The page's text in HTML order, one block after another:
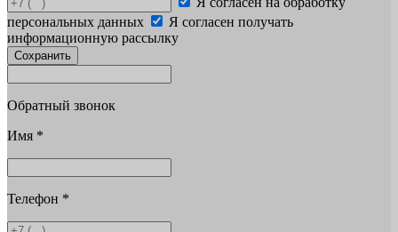
персональных данных
Я согласен получать
информационную рассылку
Сохранить
Обратный звонок
Имя *
Телефон *